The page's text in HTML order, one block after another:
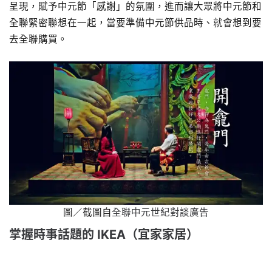
呈現，賦予中元節「感謝」的氛圍，進而讓大眾將中元節和
全聯緊密聯想在一起，當要準備中元節供品時、就會想到要
去全聯購買。
圖／截圖自全聯中元世紀對談廣告
掌握時事話題的 IKEA（宜家家居）